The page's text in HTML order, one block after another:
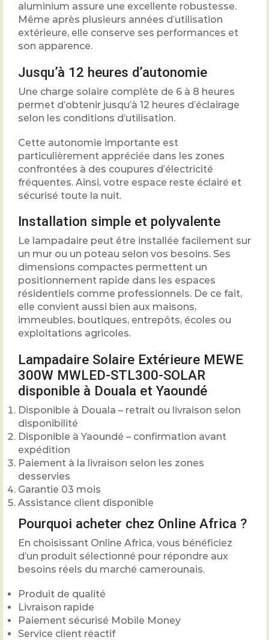
aluminium assure une excellente robustesse.
Même après plusieurs années d’utilisation
extérieure, elle conserve ses performances et
son apparence.
Jusqu’à 12 heures d’autonomie
Une charge solaire complète de 6 à 8 heures
permet d’obtenir jusqu’à 12 heures d’éclairage
selon les conditions d’utilisation.
Cette autonomie importante est
particulièrement appréciée dans les zones
confrontées à des coupures d’électricité
fréquentes. Ainsi, votre espace reste éclairé et
sécurisé toute la nuit.
Installation simple et polyvalente
Le lampadaire peut être installée facilement sur
un mur ou un poteau selon vos besoins. Ses
dimensions compactes permettent un
positionnement rapide dans les espaces
résidentiels comme professionnels. De ce fait,
elle convient aussi bien aux maisons,
immeubles, boutiques, entrepôts, écoles ou
exploitations agricoles.
Lampadaire Solaire Extérieure MEWE
300W MWLED-STL300-SOLAR
disponible à Douala et Yaoundé
Disponible à Douala – retrait ou livraison selon
disponibilité
Disponible à Yaoundé – confirmation avant
expédition
Paiement à la livraison selon les zones
desservies
Garantie 03 mois
Assistance client disponible
Pourquoi acheter chez Online Africa ?
En choisissant Online Africa, vous bénéficiez
d’un produit sélectionné pour répondre aux
besoins réels du marché camerounais.
Produit de qualité
Livraison rapide
Paiement sécurisé Mobile Money
Service client réactif